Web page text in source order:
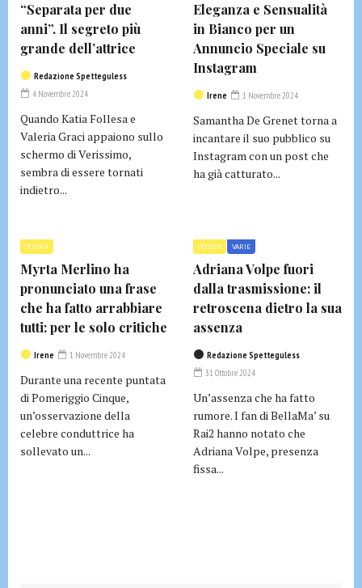
“Separata per due
anni”. Il segreto più
grande dell’attrice
Redazione Spetteguless
4 Novembre 2024
Quando Katia Follesa e
Valeria Graci appaiono sullo
schermo di Verissimo,
sembra di essere tornati
indietro...
Eleganza e Sensualità
in Bianco per un
Annuncio Speciale su
Instagram
Irene 1 Novembre 2024
Samantha De Grenet torna a
incantare il suo pubblico su
Instagram con un post che
ha già catturato...
GOSSIP
Myrta Merlino ha
pronunciato una frase
che ha fatto arrabbiare
tutti: per le solo critiche
Irene 1 Novembre 2024
Durante una recente puntata
di Pomeriggio Cinque,
un’osservazione della
celebre conduttrice ha
sollevato un...
GOSSIP VARIE
Adriana Volpe fuori
dalla trasmissione: il
retroscena dietro la sua
assenza
Redazione Spetteguless
31 Ottobre 2024
Un’assenza che ha fatto
rumore. I fan di BellaMa’ su
Rai2 hanno notato che
Adriana Volpe, presenza
fissa...